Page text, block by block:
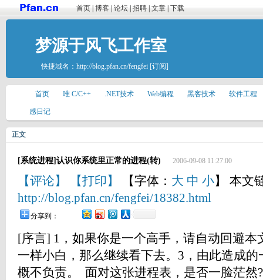
首页 博客 论坛 招聘 文章 下载
梦源于风飞工作室
快捷域名： http://blog.pfan.cn/fengfei [订阅]
首页 唯 C/C++ .NET技术 Web编程 黑客技术 软件工程
感日记
正文
[系统进程]认识你系统里正常的进程(转) 2006-09-08 11:27:00
【评论】 【打印】 【字体： 大 中 小】 本文
http://blog.pfan.cn/fengfei/18382.html
分享到：
[序言] 1，如果你是一个高手，请自动回避本
一样小白，那么继续看下去。3，由此造成
概不负责。 面对这张进程表，是否一脸茫